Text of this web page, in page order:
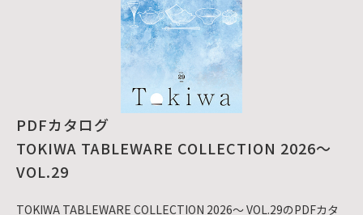
PDFカタログ
TOKIWA TABLEWARE COLLECTION 2026～
VOL.29
TOKIWA TABLEWARE COLLECTION 2026～ VOL.29のPDFカタ